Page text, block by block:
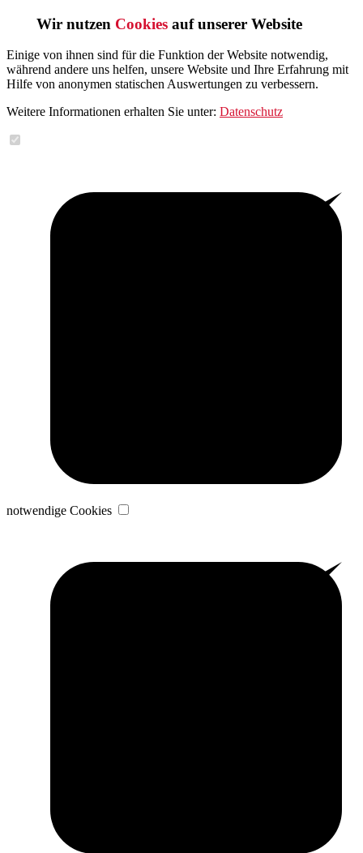
Wir nutzen Cookies auf unserer Website
Einige von ihnen sind für die Funktion der Website notwendig,
während andere uns helfen, unsere Website und Ihre Erfahrung mit
Hilfe von anonymen statischen Auswertungen zu verbessern.
Weitere Informationen erhalten Sie unter: Datenschutz
notwendige Cookies